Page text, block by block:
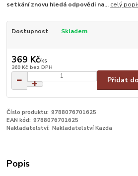
setkání znovu hledá odpovědi na... celý
Dostupnost Skladem
369 Kč/ks
369 Kč bez DPH
Přidat
Číslo produktu: 9788076701625
EAN kód: 9788076701625
Nakladatelství: Nakladatelství Kazda
Popis